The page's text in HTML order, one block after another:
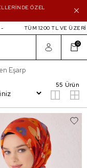
ÖZEL
1200 TL VE ÜZERİ
0
Eşarp
55 Ürün